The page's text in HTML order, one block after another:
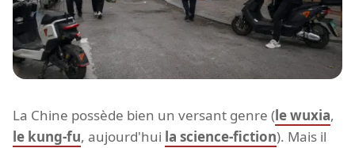
La Chine possède bien un versant genre (le wuxia,
le kung-fu, aujourd'hui la science-fiction). Mais il